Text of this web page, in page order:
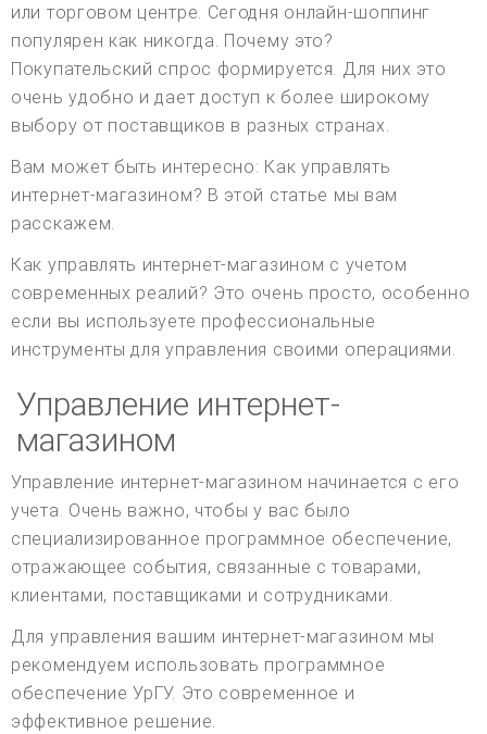
или торговом центре. Сегодня онлайн-шоппинг
популярен как никогда. Почему это?
Покупательский спрос формируется. Для них это
очень удобно и дает доступ к более широкому
выбору от поставщиков в разных странах.
Вам может быть интересно: Как управлять
интернет-магазином? В этой статье мы вам
расскажем.
Как управлять интернет-магазином с учетом
современных реалий? Это очень просто, особенно
если вы используете профессиональные
инструменты для управления своими операциями.
Управление интернет-
магазином
Управление интернет-магазином начинается с его
учета. Очень важно, чтобы у вас было
специализированное программное обеспечение,
отражающее события, связанные с товарами,
клиентами, поставщиками и сотрудниками.
Для управления вашим интернет-магазином мы
рекомендуем использовать программное
обеспечение УрГУ. Это современное и
эффективное решение.